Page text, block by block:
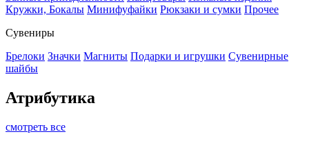
Кружки, Бокалы Минифуфайки Рюкзаки и сумки Прочее
Сувениры
Брелоки Значки Магниты Подарки и игрушки Сувенирные
шайбы
Атрибутика
смотреть все